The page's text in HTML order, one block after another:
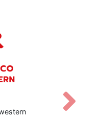
Salesianische